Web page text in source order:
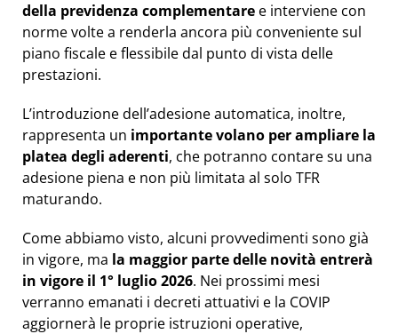
della previdenza complementare e interviene con
norme volte a renderla ancora più conveniente sul
piano fiscale e flessibile dal punto di vista delle
prestazioni.
L’introduzione dell’adesione automatica, inoltre,
rappresenta un importante volano per ampliare la
platea degli aderenti, che potranno contare su una
adesione piena e non più limitata al solo TFR
maturando.
Come abbiamo visto, alcuni provvedimenti sono già
in vigore, ma la maggior parte delle novità entrerà
in vigore il 1° luglio 2026. Nei prossimi mesi
verranno emanati i decreti attuativi e la COVIP
aggiornerà le proprie istruzioni operative,